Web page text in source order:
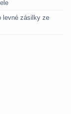
levné zásilky ze